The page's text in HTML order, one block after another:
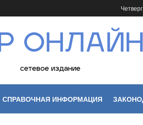
СПРАВОЧНАЯ ИНФОРМАЦИЯ